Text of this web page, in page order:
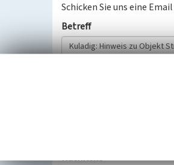
Schicken Sie uns eine
Betreff
Wir bitten Sie um freiwillige
Selbstverständlich werden
Datenschutzgrundverordnung
Nachricht